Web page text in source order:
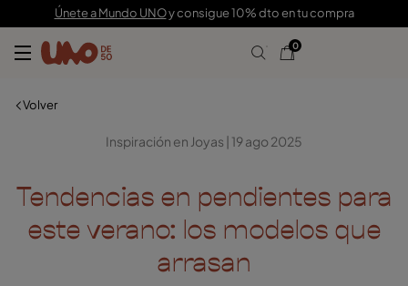
Únete a Mundo UNOy consigue 10% dto en tu compra
0
Volver
Inspiración en Joyas | 19 ago 2025
Tendencias en pendientes para
este verano: los modelos que
arrasan